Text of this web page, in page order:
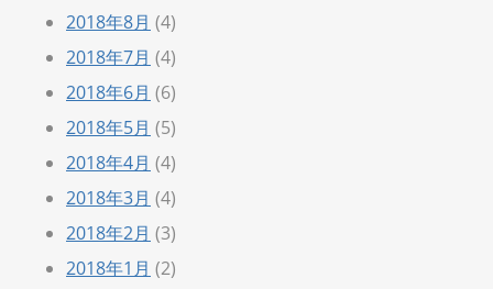
2018年8月 (4)
2018年7月 (4)
2018年6月 (6)
2018年5月 (5)
2018年4月 (4)
2018年3月 (4)
2018年2月 (3)
2018年1月 (2)